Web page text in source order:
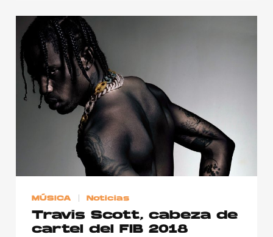
MÚSICA Noticias
Travis Scott, cabeza de
cartel del FIB 2018